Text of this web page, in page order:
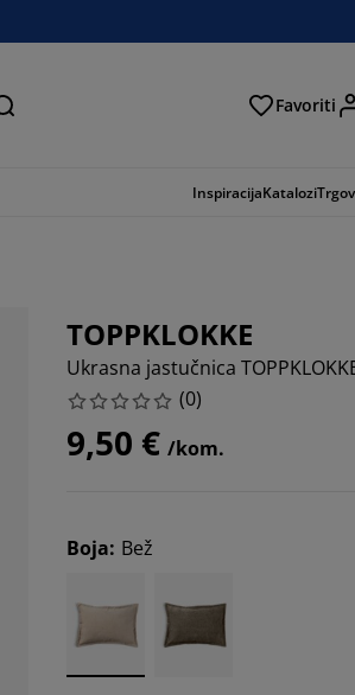
Pretraga Favoriti
InspiracijaKatalozi
TOPPKLOKKE
Ukrasna jastučnica
(0)
9,50 € /kom.
Boja: Bež